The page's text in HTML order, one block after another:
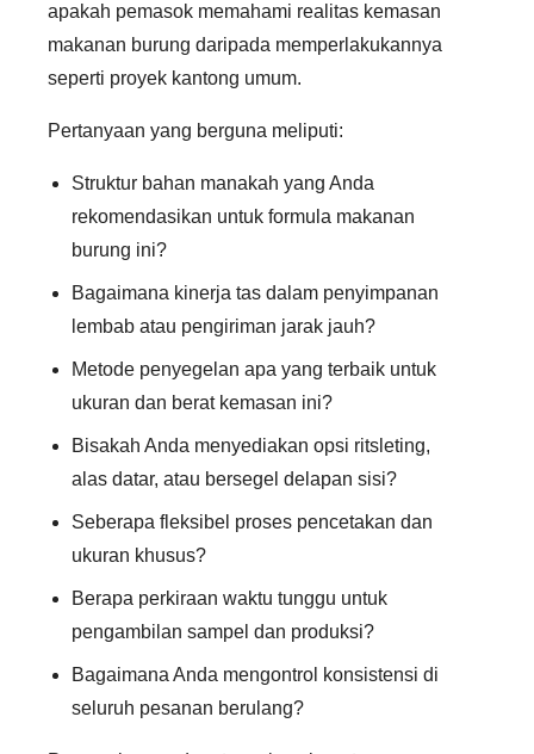
apakah pemasok memahami realitas kemasan
makanan burung daripada memperlakukannya
seperti proyek kantong umum.
Pertanyaan yang berguna meliputi:
Struktur bahan manakah yang Anda
rekomendasikan untuk formula makanan
burung ini?
Bagaimana kinerja tas dalam penyimpanan
lembab atau pengiriman jarak jauh?
Metode penyegelan apa yang terbaik untuk
ukuran dan berat kemasan ini?
Bisakah Anda menyediakan opsi ritsleting,
alas datar, atau bersegel delapan sisi?
Seberapa fleksibel proses pencetakan dan
ukuran khusus?
Berapa perkiraan waktu tunggu untuk
pengambilan sampel dan produksi?
Bagaimana Anda mengontrol konsistensi di
seluruh pesanan berulang?